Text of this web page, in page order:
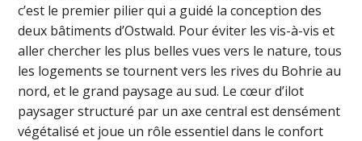
c’est le premier pilier qui a guidé la conception des
deux bâtiments d’Ostwald. Pour éviter les vis-à-vis et
aller chercher les plus belles vues vers le nature, tous
les logements se tournent vers les rives du Bohrie au
nord, et le grand paysage au sud. Le cœur d’ilot
paysager structuré par un axe central est densément
végétalisé et joue un rôle essentiel dans le confort